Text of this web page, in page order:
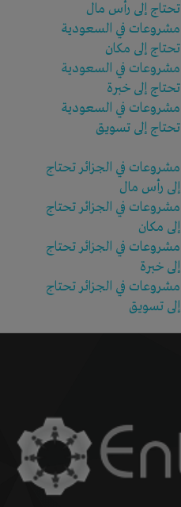
تحتاج إلى رأس مال
مشروعات في السعودية
تحتاج إلى مكان
مشروعات في السعودية
تحتاج إلى خبرة
مشروعات في السعودية
تحتاج إلى تسويق
مشروعات في الجزائر تحتاج
إلى رأس مال
مشروعات في الجزائر تحتاج
إلى مكان
مشروعات في الجزائر تحتاج
إلى خبرة
مشروعات في الجزائر تحتاج
إلى تسويق